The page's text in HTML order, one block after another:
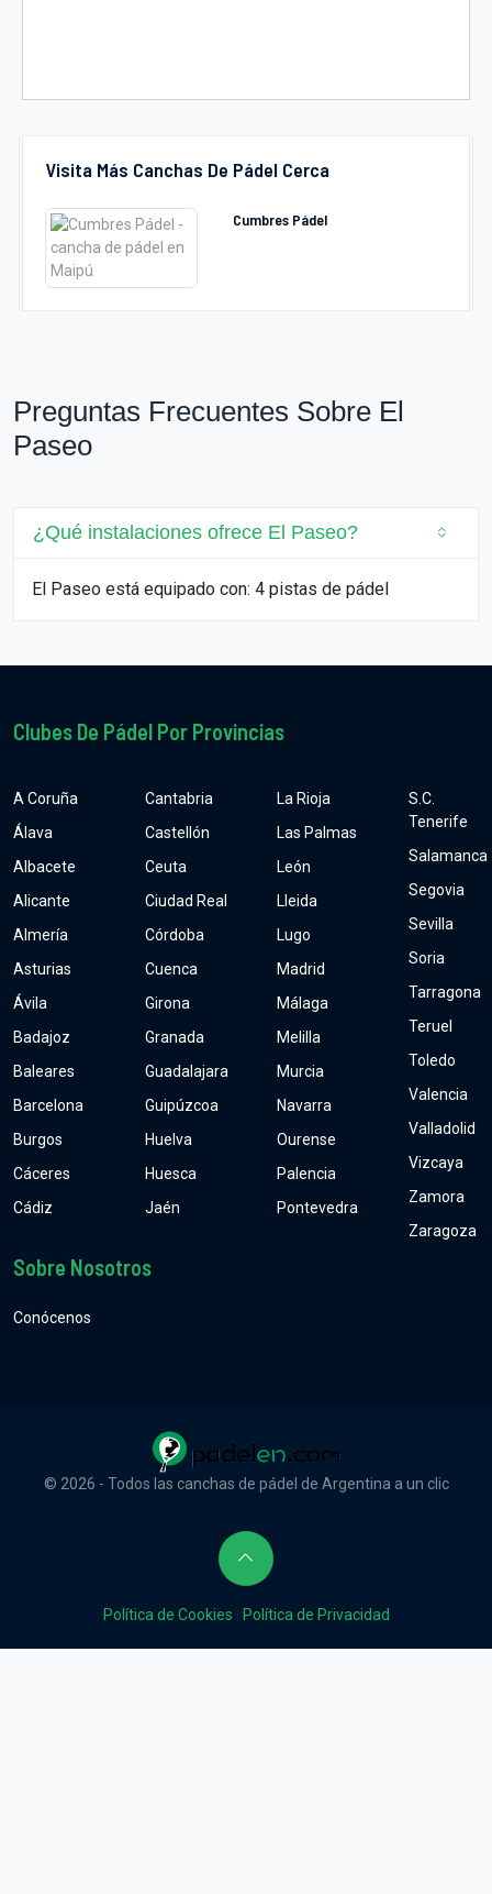
Visita Más Canchas De Pádel Cerca
Cumbres Pádel
Preguntas Frecuentes Sobre El
Paseo
¿Qué instalaciones ofrece El Paseo?
El Paseo está equipado con: 4 pistas de pádel
Clubes De Pádel Por Provincias
A Coruña
Álava
Albacete
Alicante
Almería
Asturias
Ávila
Badajoz
Baleares
Barcelona
Burgos
Cáceres
Cádiz
Cantabria
Castellón
Ceuta
Ciudad Real
Córdoba
Cuenca
Girona
Granada
Guadalajara
Guipúzcoa
Huelva
Huesca
Jaén
La Rioja
Las Palmas
León
Lleida
Lugo
Madrid
Málaga
Melilla
Murcia
Navarra
Ourense
Palencia
Pontevedra
S.C.
Tenerife
Salamanca
Segovia
Sevilla
Soria
Tarragona
Teruel
Toledo
Valencia
Valladolid
Vizcaya
Zamora
Zaragoza
Sobre Nosotros
Conócenos
© 2026 - Todos las canchas de pádel de Argentina a un clic
Política de Cookies Política de Privacidad